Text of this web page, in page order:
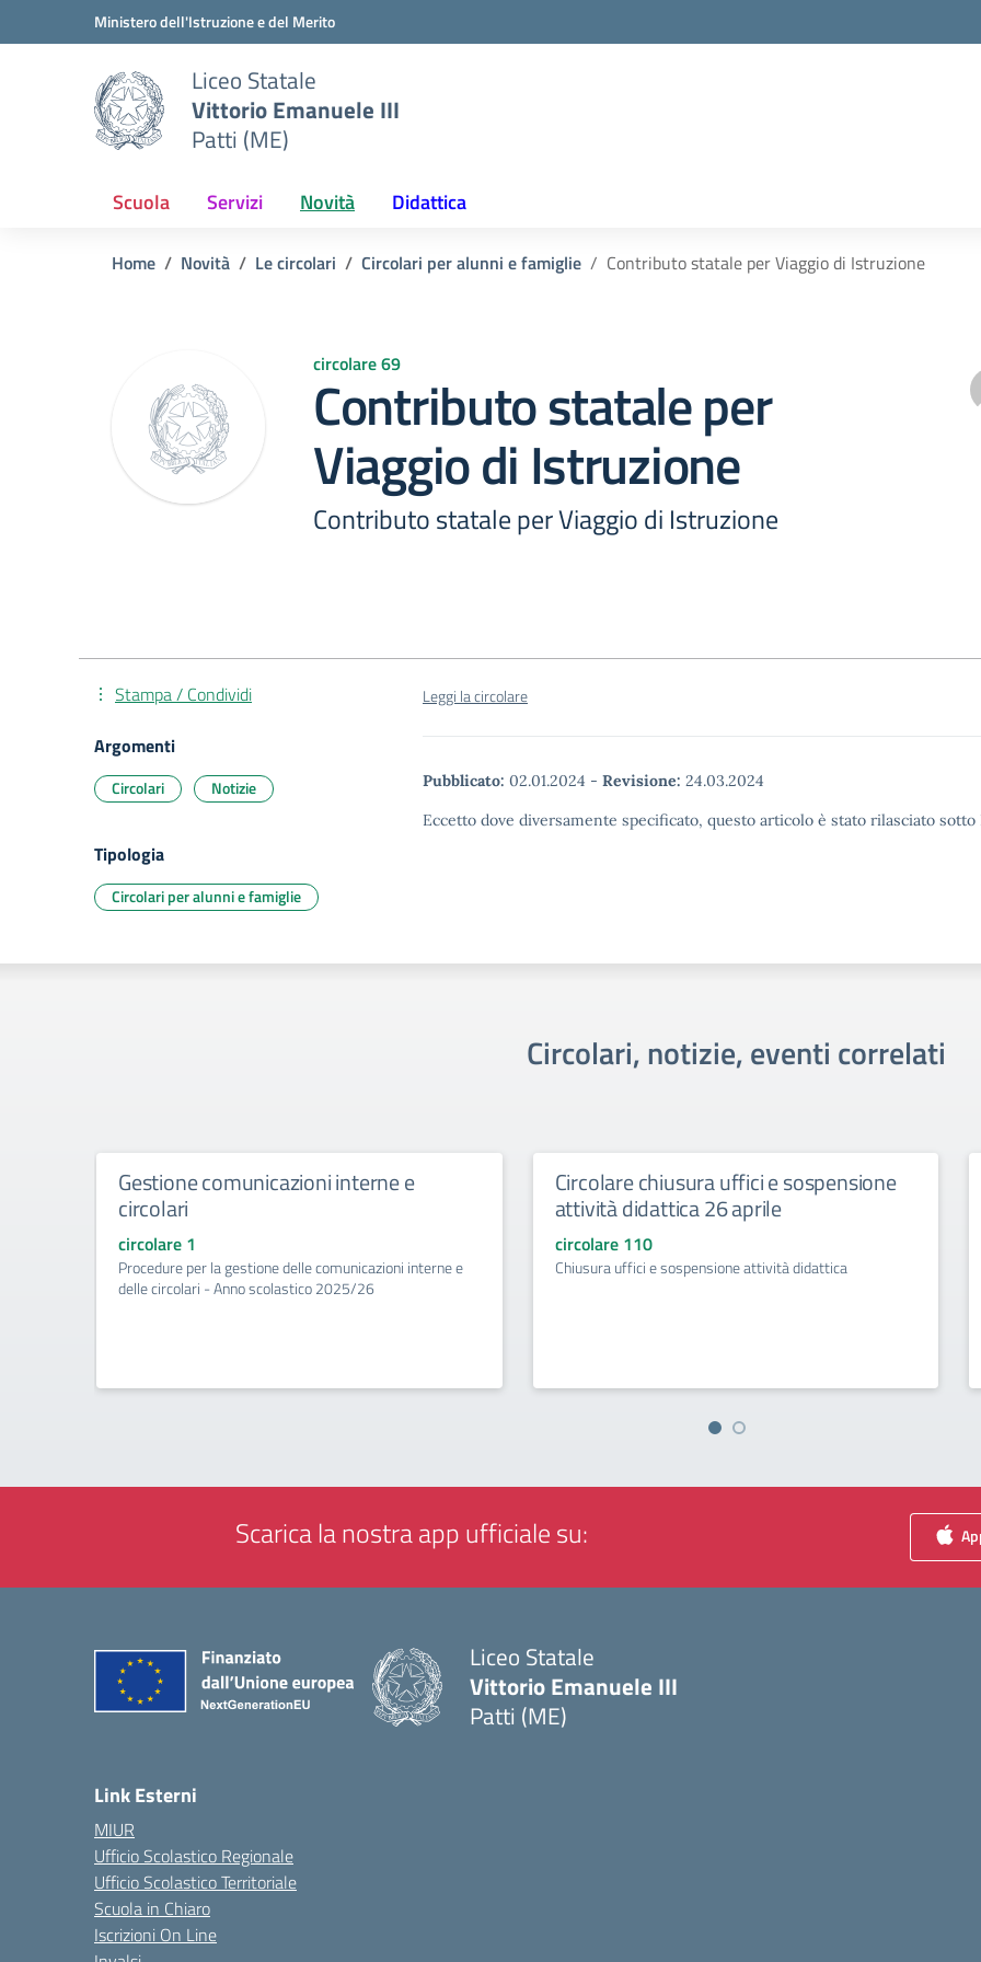
Vai ai contenuti
Vai al menu di navigazioneMinistero dell'Istruzione e del Merito
Liceo Statale
Vittorio Emanuele III
Patti (ME)
Scuola Servizi Novità Didattica
Home Novità Le circolari Circolari per alunni e famiglie Contributo statale per Viaggio di Istruzione
circolare 69
Contributo statale per
Viaggio di Istruzione
Contributo statale per Viaggio di Istruzione
Leggi la circolare
Pubblicato: 02.01.2024 - Revisione: 24.03.2024
Eccetto dove diversamente specificato, questo articolo è stato rilasciato
Stampa / Condividi
Argomenti
Circolari Notizie
Tipologia
Circolari per alunni e famiglie
Circolari, notizie, eventi correlati
Gestione comunicazioni interne e
circolari
circolare 1
Procedure per la gestione delle comunicazioni interne e
delle circolari - Anno scolastico 2025/26
Circolare chiusura uffici e sospensione
attività didattica 26 aprile
circolare 110
Chiusura uffici e sospensione attività didattica
Scarica la nostra app ufficiale su:
Liceo Statale
Vittorio Emanuele III
Patti (ME)
Link Esterni
MIUR
Ufficio Scolastico Regionale
Ufficio Scolastico Territoriale
Scuola in Chiaro
Iscrizioni On Line